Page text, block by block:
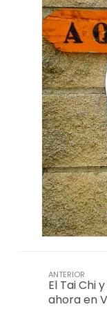
ANTERIOR
El Tai Chi
ahora en